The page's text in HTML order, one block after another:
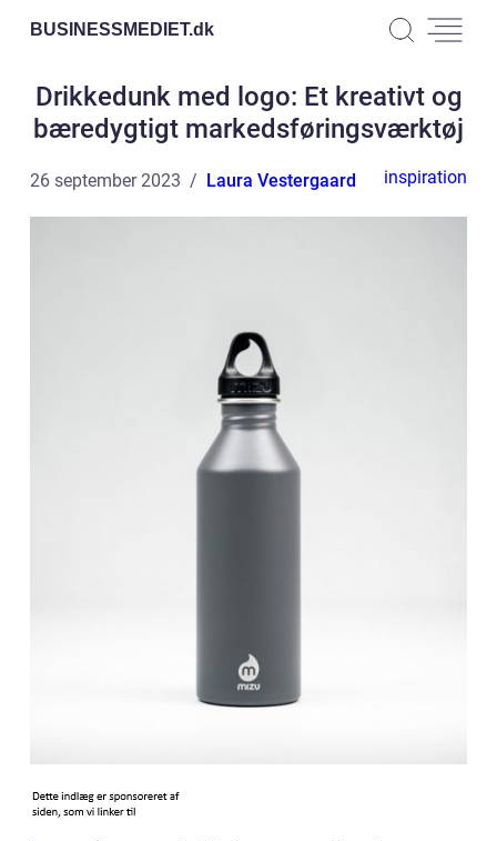
BUSINESSMEDIET.dk
Drikkedunk med logo: Et kreativt og
bæredygtigt markedsføringsværktøj
26 september 2023 Laura Vestergaard inspiration